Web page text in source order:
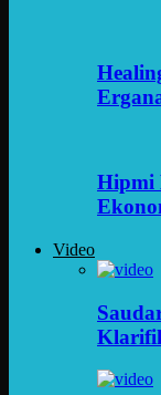
Hipmi
Video